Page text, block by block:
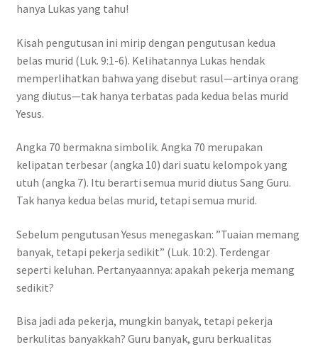
hanya Lukas yang tahu!
Kisah pengutusan ini mirip dengan pengutusan kedua
belas murid (Luk. 9:1-6). Kelihatannya Lukas hendak
memperlihatkan bahwa yang disebut rasul—artinya orang
yang diutus—tak hanya terbatas pada kedua belas murid
Yesus.
Angka 70 bermakna simbolik. Angka 70 merupakan
kelipatan terbesar (angka 10) dari suatu kelompok yang
utuh (angka 7). Itu berarti semua murid diutus Sang Guru.
Tak hanya kedua belas murid, tetapi semua murid.
Sebelum pengutusan Yesus menegaskan: ”Tuaian memang
banyak, tetapi pekerja sedikit” (Luk. 10:2). Terdengar
seperti keluhan. Pertanyaannya: apakah pekerja memang
sedikit?
Bisa jadi ada pekerja, mungkin banyak, tetapi pekerja
berkulitas banyakkah? Guru banyak, guru berkualitas